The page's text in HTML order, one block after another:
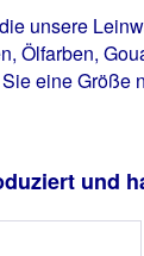
unsere
Ölfarben,
eine
und